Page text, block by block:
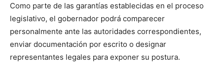
Como parte de las garantías establecidas en el proceso
legislativo, el gobernador podrá comparecer
personalmente ante las autoridades correspondientes,
enviar documentación por escrito o designar
representantes legales para exponer su postura.